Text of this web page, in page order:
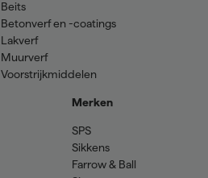
Beits
Betonverf en -coatings
Lakverf
Muurverf
Voorstrijkmiddelen
Merken
SPS
Sikkens
Farrow & Ball